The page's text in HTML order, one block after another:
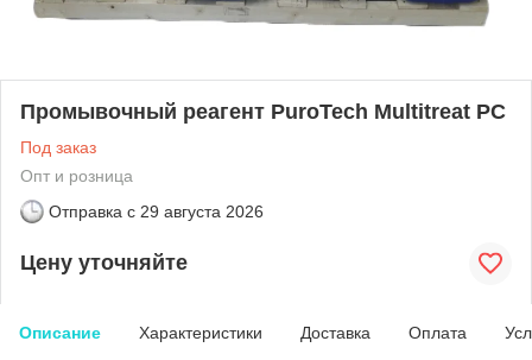
Промывочный реагент PuroTech Multitreat РС
Под заказ
Опт и розница
Отправка с 29 августа 2026
Цену уточняйте
Описание Характеристики Доставка Оплата